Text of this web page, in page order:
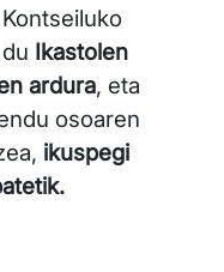
Ikastolen
ardura, eta
osoaren
ikuspegi